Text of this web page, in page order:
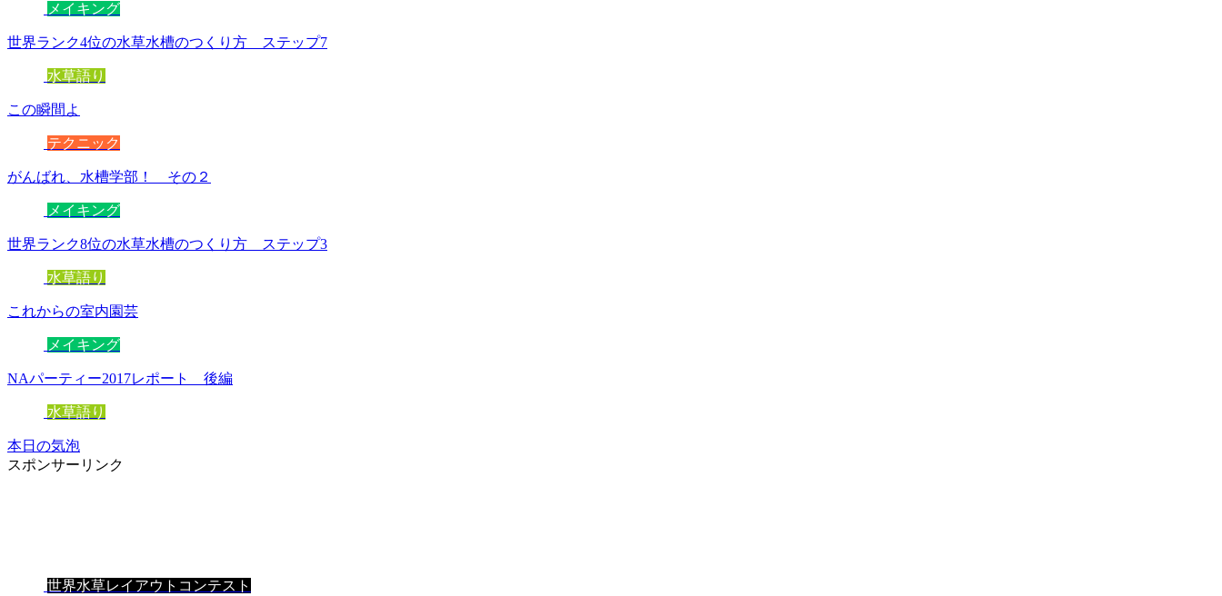
メイキング
世界ランク4位の水草水槽のつくり方 ステップ7
水草語り
この瞬間よ
テクニック
がんばれ、水槽学部！ その２
メイキング
世界ランク8位の水草水槽のつくり方 ステップ3
水草語り
これからの室内園芸
メイキング
NAパーティー2017レポート 後編
水草語り
本日の気泡
スポンサーリンク
世界水草レイアウトコンテスト